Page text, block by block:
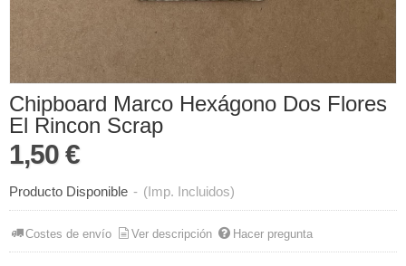
Chipboard Marco Hexágono Dos Flores
El Rincon Scrap
1,50 €
Producto Disponible - (Imp. Incluidos)
Costes de envío Ver descripción Hacer pregunta